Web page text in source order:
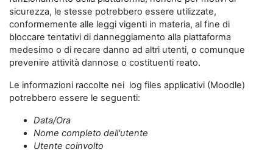
sicurezza, le stesse potrebbero essere utilizzate,
conformemente alle leggi vigenti in materia, al fine di
bloccare tentativi di danneggiamento alla piattaforma
medesimo o di recare danno ad altri utenti, o comunque
prevenire attività dannose o costituenti reato.
Le informazioni raccolte nei log files applicativi (Moodle)
potrebbero essere le seguenti:
Data/Ora
Nome completo dell'utente
Utente coinvolto